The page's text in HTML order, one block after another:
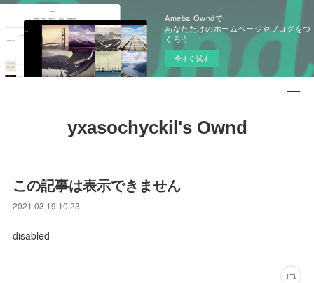
Ameba Owndで
あなただけのホームページやブログをつ
くろう
今すぐ試す
yxasochyckil's Ownd
この記事は表示できません
2021.03.19 10:23
disabled